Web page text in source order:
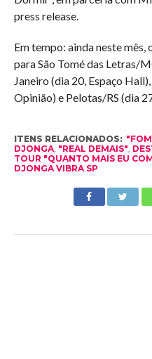
press release.
Em tempo: ainda neste
para São Tomé das Letras/
Janeiro (dia 20, Espaço
Opinião) e Pelotas/RS (dia
ITENS RELACIONADOS:
DJONGA, "REAL DEMAIS"
TOUR "QUANTO MAIS EU
DJONGA VIBRA SP